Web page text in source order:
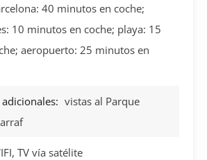
40 minutos en coche;
10 minutos en coche; playa: 15
aeropuerto: 25 minutos en
vistas al Parque
TV vía satélite